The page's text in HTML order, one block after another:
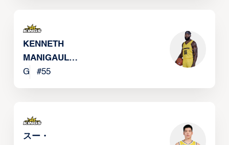
KENNETH
MANIGAULT
JR
G #55
スー・